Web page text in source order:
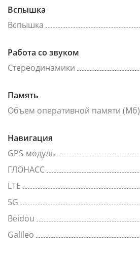
Вспышка
Вспышка
Работа со звуком
Стереодинамики
Память
Объем оперативной памяти (Мб)
Навигация
GPS-модуль
ГЛОНАСС
LTE
5G
Beidou
Galileo